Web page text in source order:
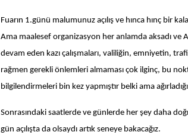
Fuarın 1.günü malumunuz açılış ve hınca hınç bir
Ama maalesef organizasyon her anlamda aksadı ve
devam eden kazı çalışmaları, valiliğin, emniyetin,
rağmen gerekli önlemleri almaması çok ilginç, bu
bilgilendirmeleri bin kez yapmıştır belki ama
Sonrasındaki saatlerde ve günlerde her şey daha
gün açılışta da olsaydı artık seneye bakacağız.